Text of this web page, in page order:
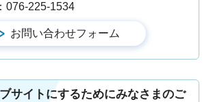
076-225-1534
サイトにするためにみなさまのご